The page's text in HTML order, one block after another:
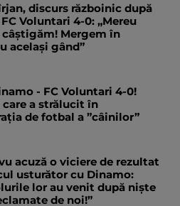
discurs războinic după
Voluntari 4-0: „Mereu
Mergem în
același gând”
- FC Voluntari 4-0!
a strălucit în
de fotbal a ”câinilor”
acuză o viciere de rezultat
usturător cu Dinamo:
lor au venit după niște
de noi!”